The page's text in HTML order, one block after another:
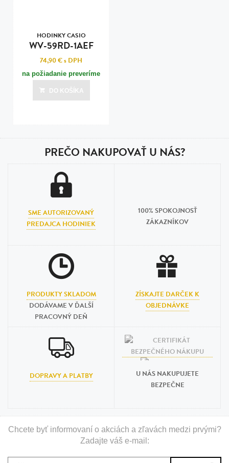
HODINKY CASIO
WV-59RD-1AEF
74,90 €s DPH
na požiadanie preveríme
DO KOŠÍKA
PREČO NAKUPOVAŤ U NÁS?
SME AUTORIZOVANÝ
PREDAJCA HODINIEK
100% SPOKOJNOSŤ
ZÁKAZNÍKOV
PRODUKTY SKLADOM
DODÁVAME V ĎALŠÍ
PRACOVNÝ DEŇ
ZÍSKAJTE DARČEK K
OBJEDNÁVKE
DOPRAVY A PLATBY
U NÁS NAKUPUJETE
BEZPEČNE
Chcete byť informovaní o akciách a zľavách medzi prvými?
Zadajte váš e-mail: